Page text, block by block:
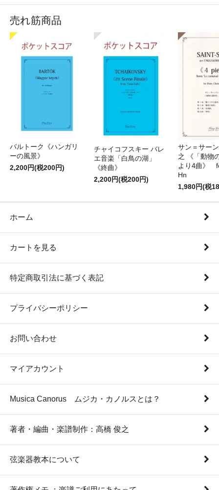
売れ筋商品
バルトーク《ハンガリ
ーの風景》
2,200円(税200円)
チャイコフスキー バレ
エ音楽「白鳥の湖」
《終曲》
2,200円(税200円)
サン＝サー
之 《「動物
より4曲》
Hn
1,980円(税
ホーム
カートを見る
特定商取引法に基づく表記
プライバシーポリシー
お問い合わせ
マイアカウント
Musica Canorus ムジカ・カノルスとは？
著者・編曲・楽譜制作：高橋 俊之
弦楽器教本について